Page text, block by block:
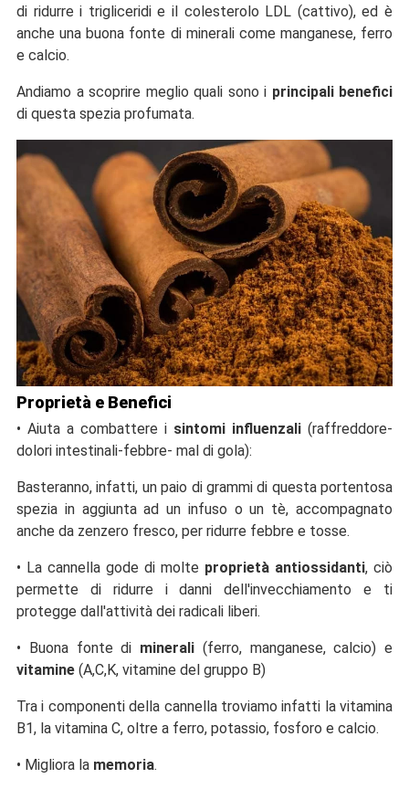
di ridurre i trigliceridi e il colesterolo LDL (cattivo), ed è
anche una buona fonte di minerali come manganese, ferro
e calcio.
Andiamo a scoprire meglio quali sono i principali benefici
di questa spezia profumata.
Proprietà e Benefici
• Aiuta a combattere i sintomi influenzali (raffreddore-
dolori intestinali-febbre- mal di gola):
Basteranno, infatti, un paio di grammi di questa portentosa
spezia in aggiunta ad un infuso o un tè, accompagnato
anche da zenzero fresco, per ridurre febbre e tosse.
• La cannella gode di molte proprietà antiossidanti, ciò
permette di ridurre i danni dell'invecchiamento e ti
protegge dall'attività dei radicali liberi.
• Buona fonte di minerali (ferro, manganese, calcio) e
vitamine (A,C,K, vitamine del gruppo B)
Tra i componenti della cannella troviamo infatti la vitamina
B1, la vitamina C, oltre a ferro, potassio, fosforo e calcio.
• Migliora la memoria.